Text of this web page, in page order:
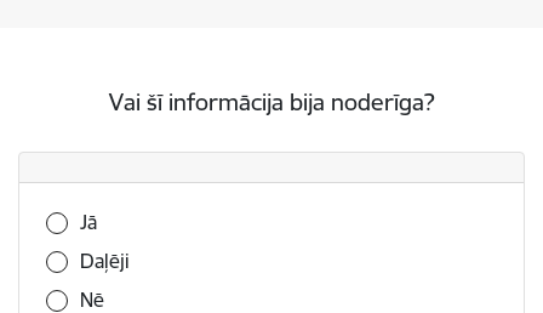
Vai šī informācija bija noderīga?
Vai šī informācija bija noderīga?
Jā
Daļēji
Nē